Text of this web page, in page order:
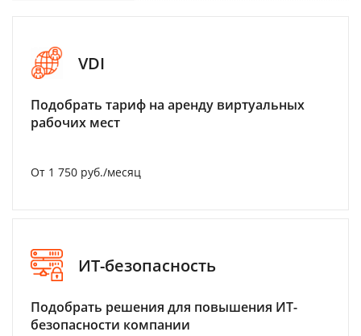
VDI
Подобрать тариф на аренду виртуальных
рабочих мест
От 1 750 руб./месяц
ИТ-безопасность
Подобрать решения для повышения ИТ-
безопасности компании